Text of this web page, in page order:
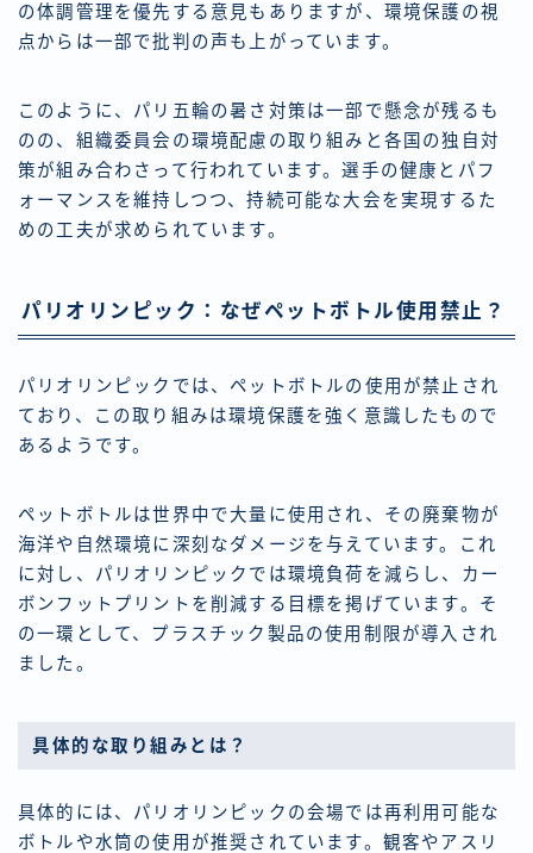
の体調管理を優先する意見もありますが、環境保護の視
点からは一部で批判の声も上がっています。
このように、パリ五輪の暑さ対策は一部で懸念が残るも
のの、組織委員会の環境配慮の取り組みと各国の独自対
策が組み合わさって行われています。選手の健康とパフ
ォーマンスを維持しつつ、持続可能な大会を実現するた
めの工夫が求められています。
パリオリンピック：なぜペットボトル使用禁止？
パリオリンピックでは、ペットボトルの使用が禁止され
ており、この取り組みは環境保護を強く意識したもので
あるようです。
ペットボトルは世界中で大量に使用され、その廃棄物が
海洋や自然環境に深刻なダメージを与えています。これ
に対し、パリオリンピックでは環境負荷を減らし、カー
ボンフットプリントを削減する目標を掲げています。そ
の一環として、プラスチック製品の使用制限が導入され
ました。
具体的な取り組みとは？
具体的には、パリオリンピックの会場では再利用可能な
ボトルや水筒の使用が推奨されています。観客やアスリ